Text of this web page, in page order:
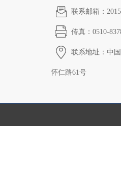
联系邮箱：
传真：0510-
联系地址：中
怀仁路61号